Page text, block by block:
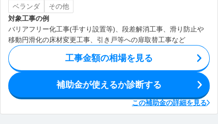
ベランダ
その他
対象工事の例
バリアフリー化工事(手すり設置等)、段差解消工事、滑り防止や
移動円滑化の床材変更工事、引き戸等への扉取替工事など
工事金額の相場を見る
補助金が使えるか診断する
この補助金の詳細を見る